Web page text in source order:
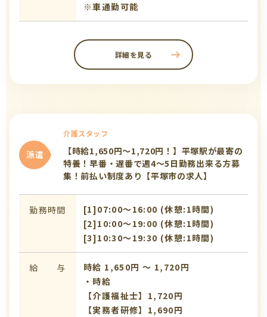
※車通勤可能
詳細を見る
派遣
介護スタッフ
【時給1,650円～1,720円！】平塚駅が最寄の
特養！早番・遅番で週4～5日勤務出来る方募
集！前払い制度あり【平塚市の求人】
勤務時間
[1]07:00〜16:00 (休憩:1時間)
[2]10:00〜19:00 (休憩:1時間)
[3]10:30〜19:30 (休憩:1時間)
給 与
時給 1,650円 〜 1,720円
・時給
【介護福祉士】1,720円
【実務者研修】1,690円